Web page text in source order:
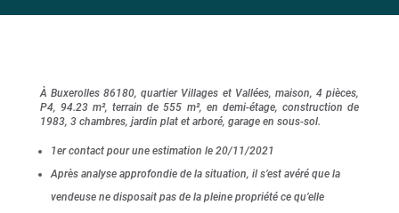
À Buxerolles 86180, quartier Villages et Vallées, maison, 4 pièces,
P4, 94.23 m², terrain de 555 m², en demi-étage, construction de
1983, 3 chambres, jardin plat et arboré, garage en sous-sol.
1er contact pour une estimation le 20/11/2021
Après analyse approfondie de la situation, il s’est avéré que la
vendeuse ne disposait pas de la pleine propriété ce qu’elle